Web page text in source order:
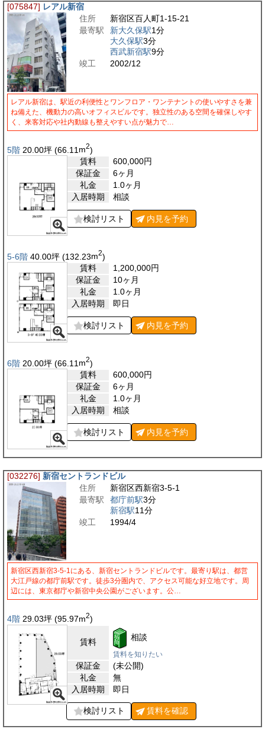
[075847] レアル新宿
住所
新宿区百人町1-15-21
最寄駅
新大久保駅1分
大久保駅3分
西武新宿駅9分
竣工
2002/12
レアル新宿は、駅近の利便性とワンフロア・ワンテナントの使いやすさを兼
ね備えた、機動力の高いオフィスビルです。独立性のある空間を確保しやす
く、来客対応や社内動線も整えやすい点が魅力で…
5階 20.00坪 (66.11 m2)
賃料
600,000円
保証金
6ヶ月
礼金
1.0ヶ月
入居時期
相談
検討リスト 内見を予約
5-6階 40.00坪 (132.23m2)
賃料
1,200,000円
保証金
10ヶ月
礼金
1.0ヶ月
入居時期
即日
検討リスト 内見を予約
6階 20.00坪 (66.11 m2)
賃料
600,000円
保証金
6ヶ月
礼金
1.0ヶ月
入居時期
相談
検討リスト 内見を予約
[032276] 新宿セントランドビル
住所
新宿区西新宿3-5-1
最寄駅
都庁前駅3分
新宿駅11分
竣工
1994/4
新宿区西新宿3-5-1にある、新宿セントランドビルです。最寄り駅は、都営
大江戸線の都庁前駅です。徒歩3分圏内で、アクセス可能な好立地です。周
辺には、東京都庁や新宿中央公園がございます。公…
4階 29.03坪 (95.97m2)
賃料 相談
賃料を知りたい
保証金
(未公開)
礼金
無
入居時期
即日
検討リスト 賃料を確認